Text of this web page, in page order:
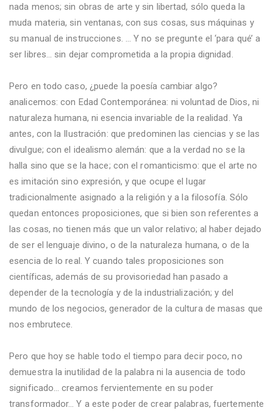
nada menos; sin obras de arte y sin libertad, sólo queda la
muda materia, sin ventanas, con sus cosas, sus máquinas y
su manual de instrucciones. … Y no se pregunte el ‘para qué’ a
ser libres… sin dejar comprometida a la propia dignidad.
Pero en todo caso, ¿puede la poesía cambiar algo?
analicemos: con Edad Contemporánea: ni voluntad de Dios, ni
naturaleza humana, ni esencia invariable de la realidad. Ya
antes, con la Ilustración: que predominen las ciencias y se las
divulgue; con el idealismo alemán: que a la verdad no se la
halla sino que se la hace; con el romanticismo: que el arte no
es imitación sino expresión, y que ocupe el lugar
tradicionalmente asignado a la religión y a la filosofía. Sólo
quedan entonces proposiciones, que si bien son referentes a
las cosas, no tienen más que un valor relativo; al haber dejado
de ser el lenguaje divino, o de la naturaleza humana, o de la
esencia de lo real. Y cuando tales proposiciones son
científicas, además de su provisoriedad han pasado a
depender de la tecnología y de la industrialización; y del
mundo de los negocios, generador de la cultura de masas que
nos embrutece.
Pero que hoy se hable todo el tiempo para decir poco, no
demuestra la inutilidad de la palabra ni la ausencia de todo
significado… creamos fervientemente en su poder
transformador… Y a este poder de crear palabras, fuertemente